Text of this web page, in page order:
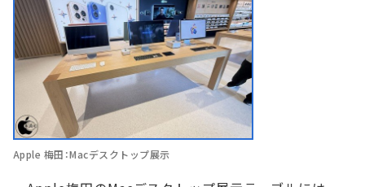
Apple 梅田：Macデスクトップ展示